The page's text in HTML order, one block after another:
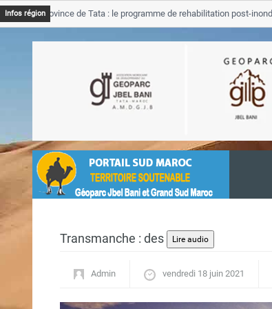
Infos région
Province de Tata : le programme de rehabilitation post-inondations
Transmanche : des
Admin vendredi 18 juin 2021